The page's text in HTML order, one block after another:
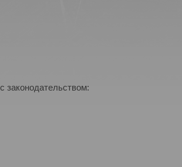
законодательством: